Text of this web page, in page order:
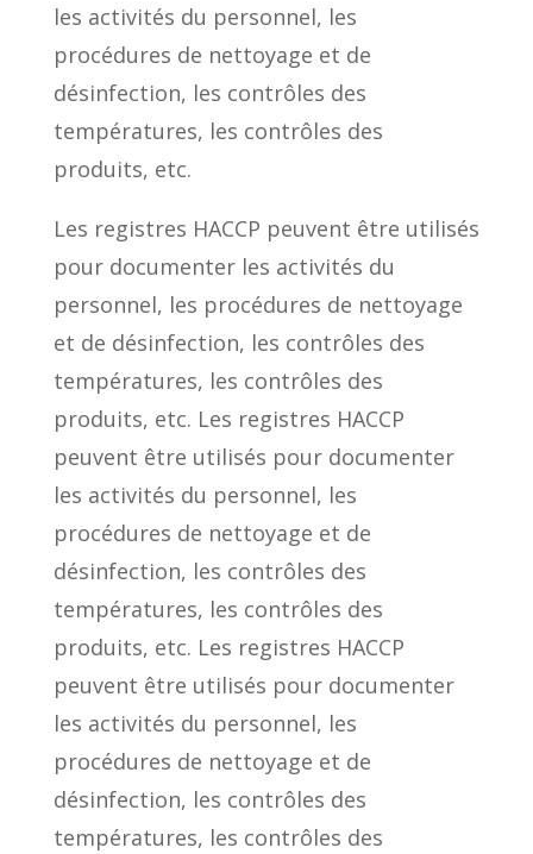
les activités du personnel, les
procédures de nettoyage et de
désinfection, les contrôles des
températures, les contrôles des
produits, etc.
Les registres HACCP peuvent être utilisés
pour documenter les activités du
personnel, les procédures de nettoyage
et de désinfection, les contrôles des
températures, les contrôles des
produits, etc. Les registres HACCP
peuvent être utilisés pour documenter
les activités du personnel, les
procédures de nettoyage et de
désinfection, les contrôles des
températures, les contrôles des
produits, etc. Les registres HACCP
peuvent être utilisés pour documenter
les activités du personnel, les
procédures de nettoyage et de
désinfection, les contrôles des
températures, les contrôles des